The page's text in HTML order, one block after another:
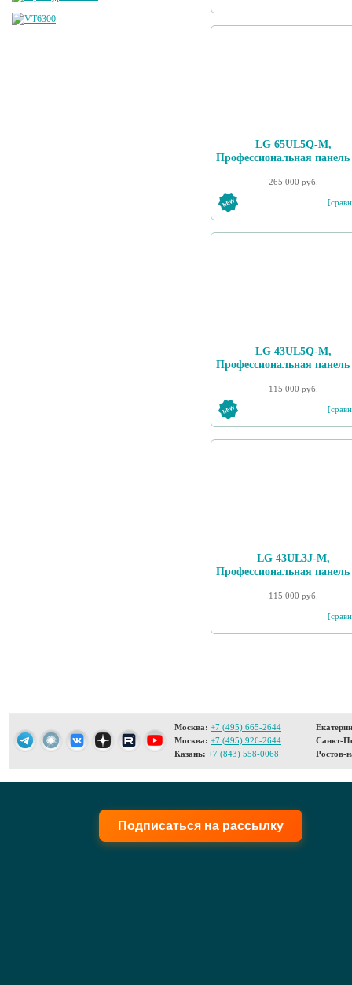
LG 65UL5Q-M,
Профессиональная
265 000 руб.
LG 43UL5Q-M,
Профессиональная
115 000 руб.
LG 43UL3J-M,
Профессиональная
115 000 руб.
Москва: +7 (495) 665-2644
Москва: +7 (495) 926-2644
Казань: +7 (843) 558-0068
Санкт-
Ростов-
Подписаться на рассылку